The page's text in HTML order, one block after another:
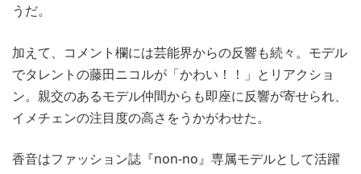
うだ。
加えて、コメント欄には芸能界からの反響も続々。モデル
でタレントの藤田ニコルが「かわい！！」とリアクショ
ン。親交のあるモデル仲間からも即座に反響が寄せられ、
イメチェンの注目度の高さをうかがわせた。
香音はファッション誌『non-no』専属モデルとして活躍